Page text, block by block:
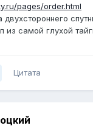
pages/order.html
из самой глухой
Цитата